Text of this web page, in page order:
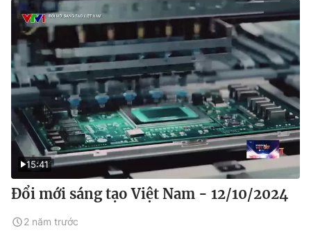
15:41
Đổi mới sáng tạo Việt Nam - 12/10/2024
2 năm trước